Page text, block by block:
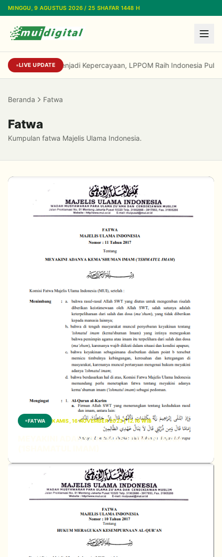
Lewati ke konten utama
MINGGU, 9 AGUSTUS 2026 / 25 SHAFAR 1448 H
LIVE UPDATE
Dari Reputasi Menjadi Kepercayaan, LPPOM Raih Indonesia
Beranda Fatwa
Fatwa
Kumpulan fatwa Majelis Ulama Indonesia.
FATWA KAMIS, 16 NOVEMBER 2023 | 12.16 WIB
MEYAKINI ADANYA KEMAS'HUMAN IMAM